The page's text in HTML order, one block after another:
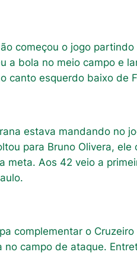
começou o jogo
a bola no meio campo e
canto esquerdo baixo de
estava mandando no
para Bruno Olivera,
meta. Aos 42 veio a
complementar o
no campo de ataque.